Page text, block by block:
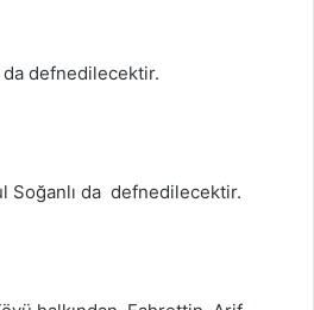
defnedilecektir.
Soğanlı da defnedilecektir.